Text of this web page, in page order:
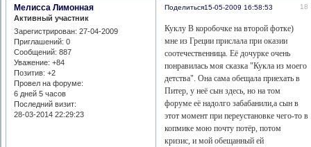
Поделиться 18
15-05-2009 16:58:53
Мелисса Лимонная
Активный участник
Зарегистрирован: 27-04-2009
Приглашений: 0
Сообщений: 887
Уважение: +84
Позитив: +2
Провел на форуме:
6 дней 5 часов
Последний визит:
28-03-2014 22:29:23
Куклу В коробочке на второй фотке)
мне из Греции прислала при оказии
соотечественница. Её дочурке очень
понравилась моя сказка "Кукла из моего
детства". Она сама обещала приехать в
Питер, у неё сын здесь, но на том
форуме её надолго забабанили,а сын в
этот момент при переустановке чего-то в
копмике мою почту потёр, потом
кризис, и мой обещанный ей